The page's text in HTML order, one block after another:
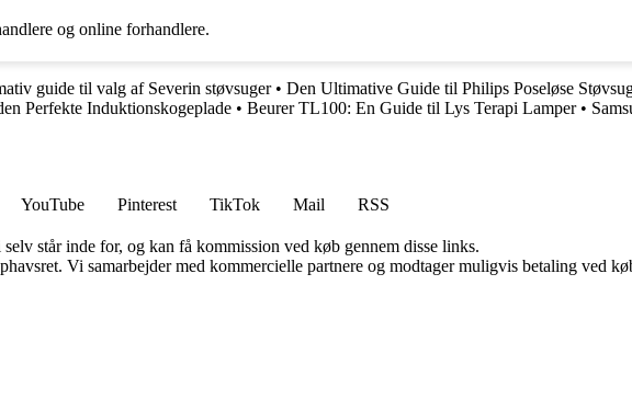
og online forhandlere.
guide til valg af Severin støvsuger• Den Ultimative Guide til Philips Poseløse
Perfekte Induktionskogeplade • Beurer TL100: En Guide til Lys Terapi Lamper•
YouTube Pinterest TikTok Mail
RSS
står inde for, og kan få kommission ved køb gennem disse links.
Vi samarbejder med kommercielle partnere og modtager muligvis betaling ved